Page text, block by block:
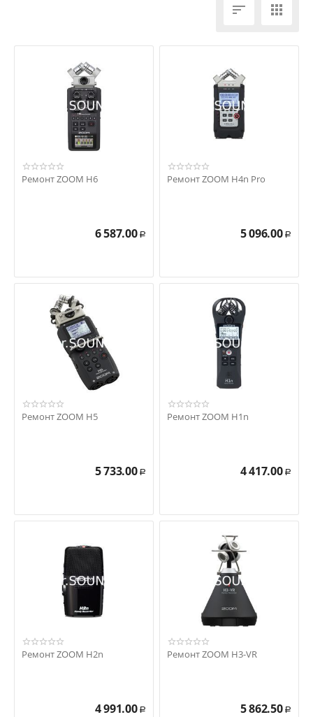
 
Ремонт ZOOM H6
6 587.00 Р
Ремонт ZOOM H4n Pro
5 096.00 Р
Ремонт ZOOM H5
5 733.00 Р
Ремонт ZOOM H1n
4 417.00 Р
Ремонт ZOOM H2n
4 991.00 Р
Ремонт ZOOM H3-VR
5 862.50 Р